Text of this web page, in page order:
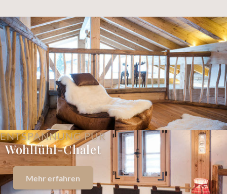
ENTSPANNUNG PUR
Wohlfühl-Chalet
Mehr erfahren